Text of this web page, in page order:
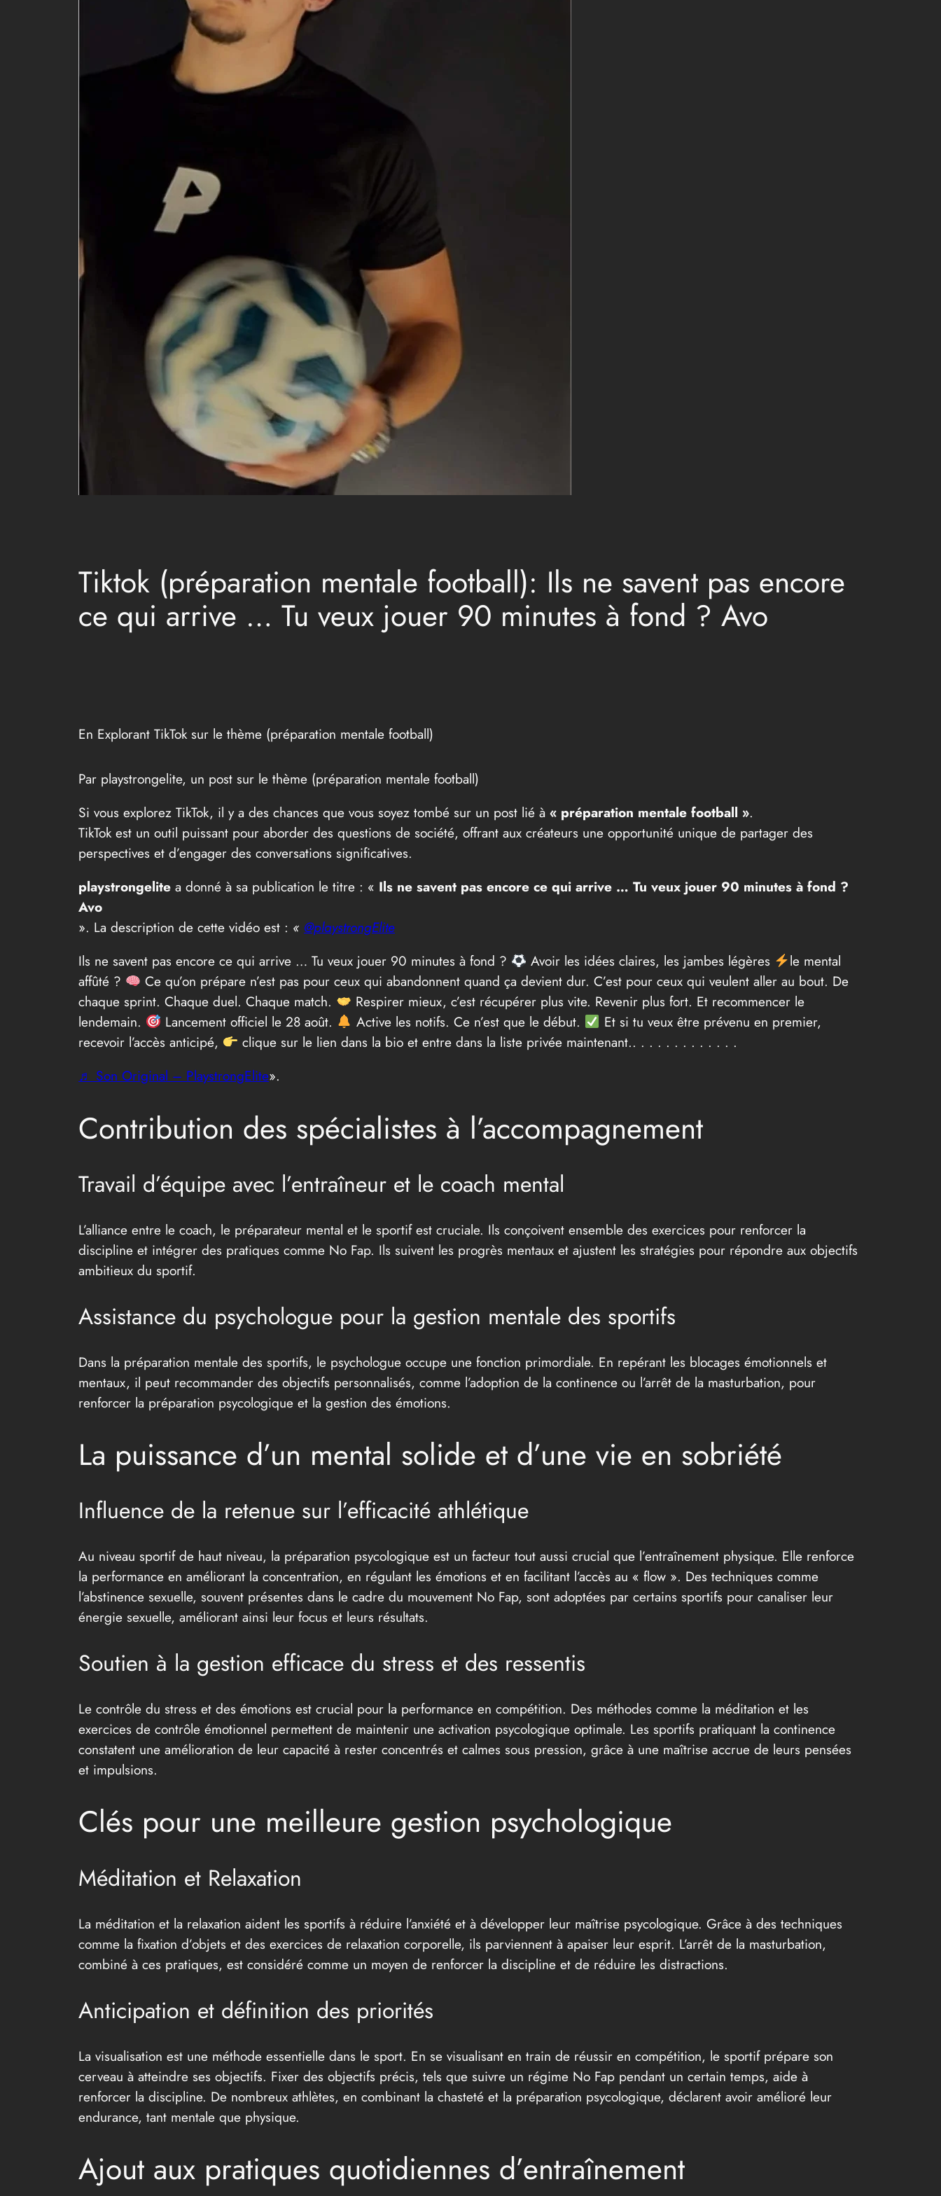
Tiktok (préparation mentale football): Ils ne savent pas encore
ce qui arrive … Tu veux jouer 90 minutes à fond ? Avo
En Explorant TikTok sur le thème (préparation mentale football)
Par playstrongelite, un post sur le thème (préparation mentale football)
Si vous explorez TikTok, il y a des chances que vous soyez tombé sur un post lié à « préparation mentale football ».
TikTok est un outil puissant pour aborder des questions de société, offrant aux créateurs une opportunité unique de partager des
perspectives et d’engager des conversations significatives.
playstrongelite a donné à sa publication le titre : « Ils ne savent pas encore ce qui arrive … Tu veux jouer 90 minutes à fond ?
Avo
». La description de cette vidéo est : « @playstrongElite
Ils ne savent pas encore ce qui arrive … Tu veux jouer 90 minutes à fond ?
Avoir les idées claires, les jambes légères
le mental
affûté ?
Ce qu’on prépare n’est pas pour ceux qui abandonnent quand ça devient dur. C’est pour ceux qui veulent aller au bout. De
chaque sprint. Chaque duel. Chaque match.
Respirer mieux, c’est récupérer plus vite. Revenir plus fort. Et recommencer le
lendemain.
Lancement officiel le 28 août. Active les notifs. Ce n’est que le début.
Et si tu veux être prévenu en premier,
recevoir l’accès anticipé,
clique sur le lien dans la bio et entre dans la liste privée maintenant.. . . . . . . . . . . . .
♬ Son Original – PlaystrongElite».
Contribution des spécialistes à l’accompagnement
Travail d’équipe avec l’entraîneur et le coach mental
L’alliance entre le coach, le préparateur mental et le sportif est cruciale. Ils conçoivent ensemble des exercices pour renforcer la
discipline et intégrer des pratiques comme No Fap. Ils suivent les progrès mentaux et ajustent les stratégies pour répondre aux objectifs
ambitieux du sportif.
Assistance du psychologue pour la gestion mentale des sportifs
Dans la préparation mentale des sportifs, le psychologue occupe une fonction primordiale. En repérant les blocages émotionnels et
mentaux, il peut recommander des objectifs personnalisés, comme l’adoption de la continence ou l’arrêt de la masturbation, pour
renforcer la préparation psycologique et la gestion des émotions.
La puissance d’un mental solide et d’une vie en sobriété
Influence de la retenue sur l’efficacité athlétique
Au niveau sportif de haut niveau, la préparation psycologique est un facteur tout aussi crucial que l’entraînement physique. Elle renforce
la performance en améliorant la concentration, en régulant les émotions et en facilitant l’accès au « flow ». Des techniques comme
l’abstinence sexuelle, souvent présentes dans le cadre du mouvement No Fap, sont adoptées par certains sportifs pour canaliser leur
énergie sexuelle, améliorant ainsi leur focus et leurs résultats.
Soutien à la gestion efficace du stress et des ressentis
Le contrôle du stress et des émotions est crucial pour la performance en compétition. Des méthodes comme la méditation et les
exercices de contrôle émotionnel permettent de maintenir une activation psycologique optimale. Les sportifs pratiquant la continence
constatent une amélioration de leur capacité à rester concentrés et calmes sous pression, grâce à une maîtrise accrue de leurs pensées
et impulsions.
Clés pour une meilleure gestion psychologique
Méditation et Relaxation
La méditation et la relaxation aident les sportifs à réduire l’anxiété et à développer leur maîtrise psycologique. Grâce à des techniques
comme la fixation d’objets et des exercices de relaxation corporelle, ils parviennent à apaiser leur esprit. L’arrêt de la masturbation,
combiné à ces pratiques, est considéré comme un moyen de renforcer la discipline et de réduire les distractions.
Anticipation et définition des priorités
La visualisation est une méthode essentielle dans le sport. En se visualisant en train de réussir en compétition, le sportif prépare son
cerveau à atteindre ses objectifs. Fixer des objectifs précis, tels que suivre un régime No Fap pendant un certain temps, aide à
renforcer la discipline. De nombreux athlètes, en combinant la chasteté et la préparation psycologique, déclarent avoir amélioré leur
endurance, tant mentale que physique.
Ajout aux pratiques quotidiennes d’entraînement